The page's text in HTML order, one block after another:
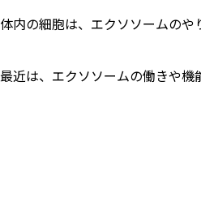
体内の細胞は、エクソソームのや
最近は、エクソソームの働きや機